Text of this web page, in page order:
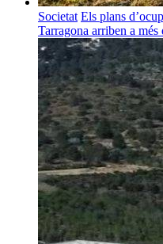
Societat Els plans
Tarragona arriben a